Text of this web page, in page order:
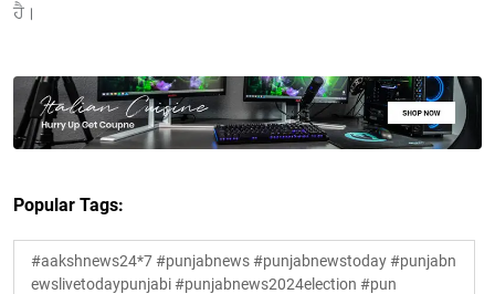
ਹੈ।
Popular Tags:
#aakshnews24*7 #punjabnews #punjabnewstoday #punjabn
ewslivetodaypunjabi #punjabnews2024election #pun